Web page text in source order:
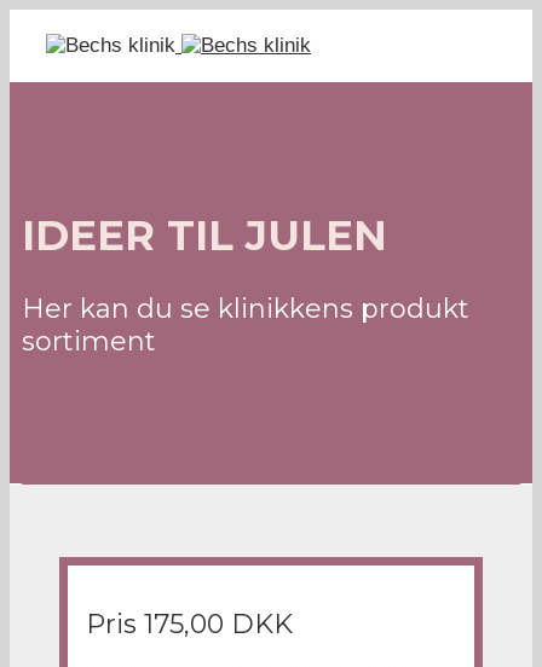
IDEER TIL JULEN
Her kan du se klinikkens produkt
sortiment
Pris 175,00 DKK